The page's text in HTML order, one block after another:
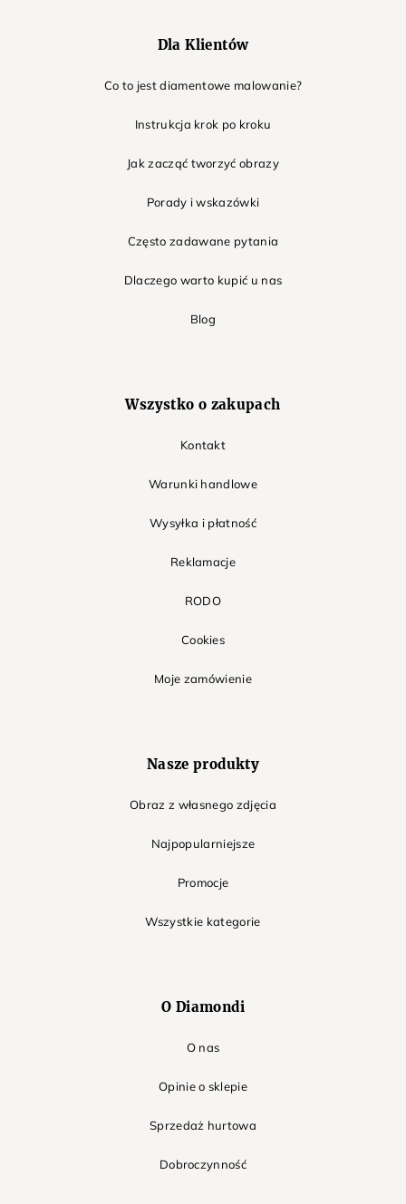
Dla Klientów
Co to jest diamentowe malowanie?
Instrukcja krok po kroku
Jak zacząć tworzyć obrazy
Porady i wskazówki
Często zadawane pytania
Dlaczego warto kupić u nas
Blog
Wszystko o zakupach
Kontakt
Warunki handlowe
Wysyłka i płatność
Reklamacje
RODO
Cookies
Moje zamówienie
Nasze produkty
Obraz z własnego zdjęcia
Najpopularniejsze
Promocje
Wszystkie kategorie
O Diamondi
O nas
Opinie o sklepie
Sprzedaż hurtowa
Dobroczynność